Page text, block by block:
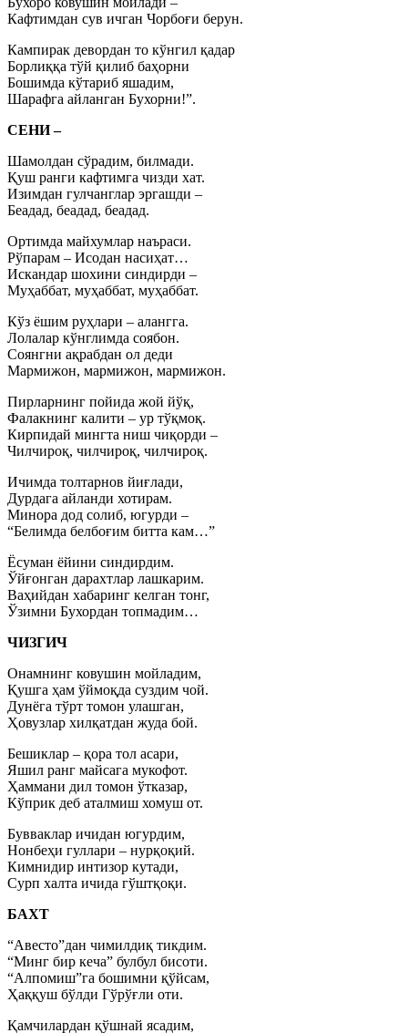
Кафтимдан сув ичган Чорбоғи берун.
Кампирак девордан то кўнгил қадар
Борлиққа тўй қилиб баҳорни
Бошимда кўтариб яшадим,
Шарафга айланган Бухорни!”.
СЕНИ –
Шамолдан сўрадим, билмади.
Қуш ранги кафтимга чизди хат.
Изимдан гулчанглар эргашди –
Беадад, беадад, беадад.
Ортимда майхумлар наъраси.
Рўпарам – Исодан насиҳат…
Искандар шохини синдирди –
Муҳаббат, муҳаббат, муҳаббат.
Кўз ёшим руҳлари – алангга.
Лолалар кўнглимда соябон.
Соянгни ақрабдан ол деди
Мармижон, мармижон, мармижон.
Пирларнинг пойида жой йўқ,
Фалакнинг калити – ур тўқмоқ.
Кирпидай мингта ниш чиқорди –
Чилчироқ, чилчироқ, чилчироқ.
Ичимда толтарнов йиғлади,
Дурдага айланди хотирам.
Минора дод солиб, югурди –
“Белимда белбоғим битта кам…”
Ёсуман ёйини синдирдим.
Ўйғонган дарахтлар лашкарим.
Ваҳийдан хабаринг келган тонг,
Ўзимни Бухордан топмадим…
ЧИЗГИЧ
Онамнинг ковушин мойладим,
Қушга ҳам ўймоқда суздим чой.
Дунёга тўрт томон улашган,
Ҳовузлар хилқатдан жуда бой.
Бешиклар – қора тол асари,
Яшил ранг майсага мукофот.
Ҳаммани дил томон ўтказар,
Кўприк деб аталмиш хомуш от.
Бувваклар ичидан югурдим,
Нонбеҳи гуллари – нурқоқий.
Кимнидир интизор кутади,
Сурп халта ичида гўштқоқи.
БАХТ
“Авесто”дан чимилдиқ тикдим.
“Минг бир кеча” булбул бисоти.
“Алпомиш”га бошимни қўйсам,
Ҳаққуш бўлди Гўрўғли оти.
Қамчилардан қўшнай ясадим,